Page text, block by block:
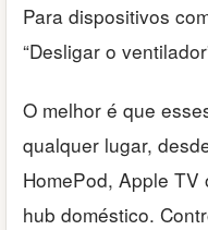
Para dispositivos
“Desligar o
O melhor é que
qualquer lugar,
HomePod, Apple
hub doméstico.